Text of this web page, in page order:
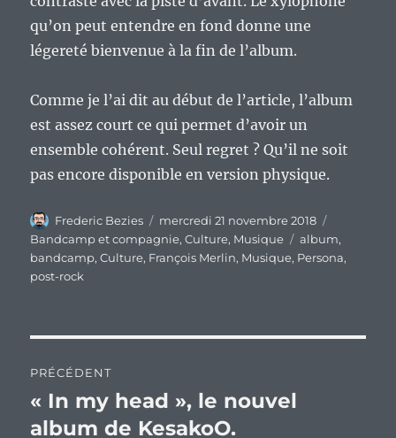
qu’on peut entendre en fond donne une
légereté bienvenue à la fin de l’album.
Comme je l’ai dit au début de l’article, l’album
est assez court ce qui permet d’avoir un
ensemble cohérent. Seul regret ? Qu’il ne soit
pas encore disponible en version physique.
Auteur
Frederic Bezies
Publié
le
mercredi 21 novembre 2018
Bandcamp et compagnie,Culture, Musique Étiquettes
album,
bandcamp,Culture, François Merlin, Musique, Persona,
post-rock
de
l’article
PRÉCÉDENT
Publication
précédente :
« In my head », le nouvel
album de KesakoO.